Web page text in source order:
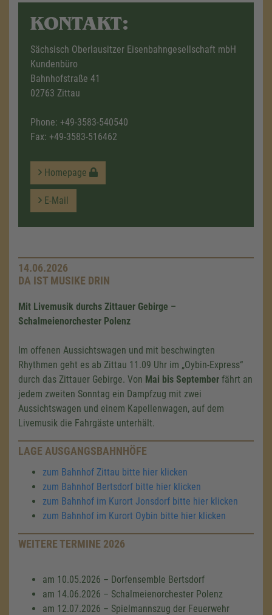
KONTAKT:
Sächsisch Oberlausitzer Eisenbahngesellschaft mbH
Kundenbüro
Bahnhofstraße 41
02763 Zittau
Phone: +49-3583-540540
Fax: +49-3583-516462
Homepage
E-Mail
14.06.2026
DA IST MUSIKE DRIN
Mit Livemusik durchs Zittauer Gebirge –
Schalmeienorchester Polenz
Im offenen Aussichtswagen und mit beschwingten
Rhythmen geht es ab Zittau 11.09 Uhr im „Oybin-Express“
durch das Zittauer Gebirge. Von Mai bis September fährt an
jedem zweiten Sonntag ein Dampfzug mit zwei
Aussichtswagen und einem Kapellenwagen, auf dem
Livemusik die Fahrgäste unterhält.
LAGE AUSGANGSBAHNHÖFE
zum Bahnhof Zittau bitte hier klicken
zum Bahnhof Bertsdorf bitte hier klicken
zum Bahnhof im Kurort Jonsdorf bitte hier klicken
zum Bahnhof im Kurort Oybin bitte hier klicken
WEITERE TERMINE 2026
am 10.05.2026 – Dorfensemble Bertsdorf
am 14.06.2026 – Schalmeienorchester Polenz
am 12.07.2026 – Spielmannszug der Feuerwehr